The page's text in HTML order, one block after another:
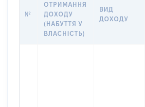
№
ОТРИМАННЯ
ДОХОДУ
(НАБУТТЯ У
ВЛАСНІСТЬ)
ВИД
ДОХОДУ